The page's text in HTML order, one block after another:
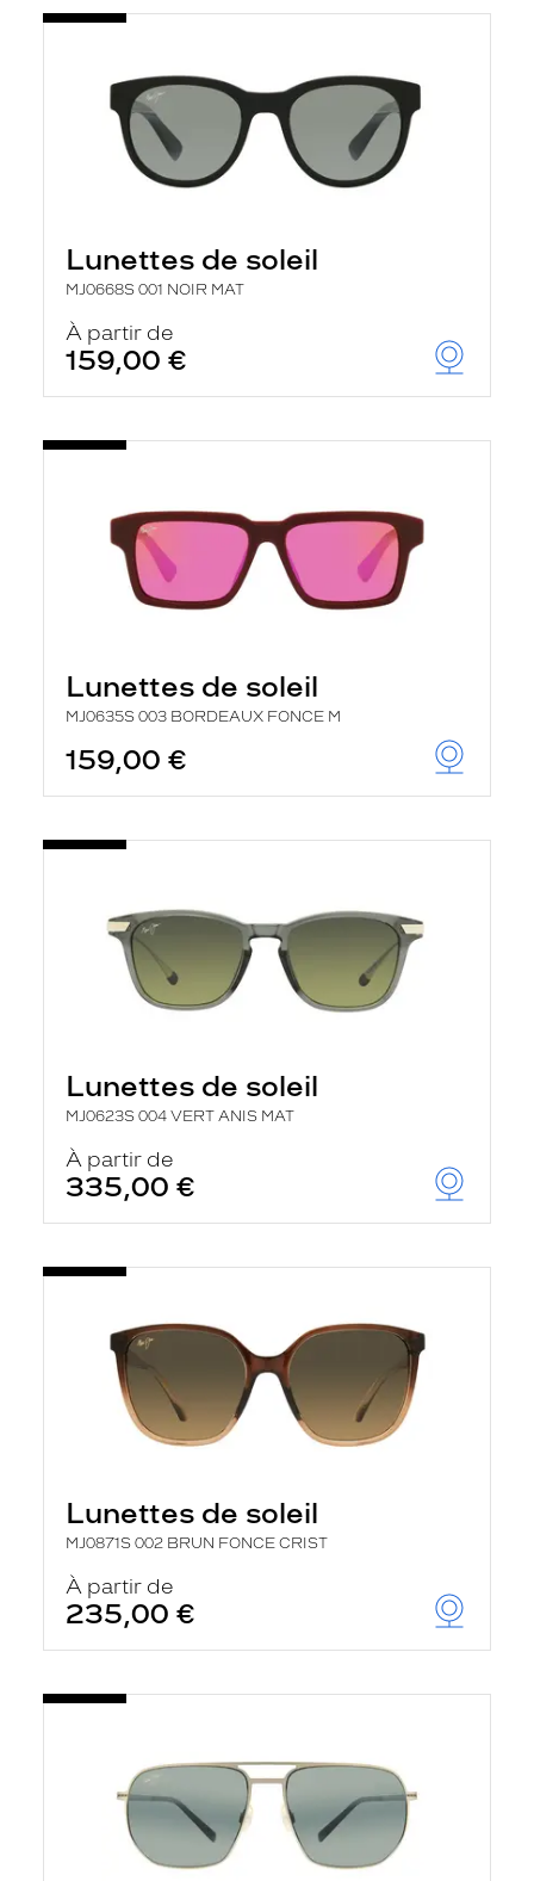
Lunettes de soleil
MJ0668S 001 NOIR MAT
À partir de
159,00 €
Lunettes de soleil
MJ0635S 003 BORDEAUX FONCE M
159,00 €
Lunettes de soleil
MJ0623S 004 VERT ANIS MAT
À partir de
335,00 €
Lunettes de soleil
MJ0871S 002 BRUN FONCE CRIST
À partir de
235,00 €